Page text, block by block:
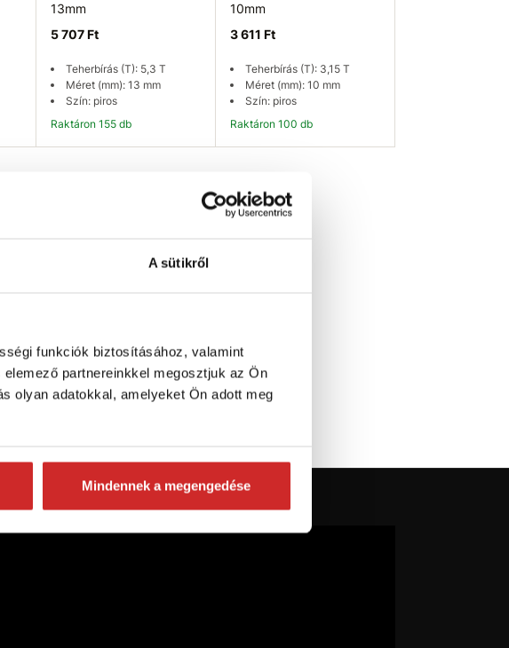
A sütikről
funkciók biztosításához, valamint
partnereinkkel megosztjuk az Ön
olyan adatokkal, amelyeket Ön adott meg
Mindennek a megengedése
13mm
5 707 Ft
Teherbírás (T): 5,3 T
Méret (mm): 13 mm
Szín: piros
Raktáron 155 db
10mm
3 611 Ft
Teherbírás (T): 3,15 T
Méret (mm): 10 mm
Szín: piros
Raktáron 100 db